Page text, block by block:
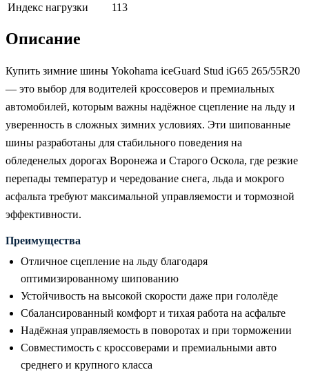
Индекс нагрузки
113
Описание
Купить зимние шины Yokohama iceGuard Stud iG65 265/55R20
— это выбор для водителей кроссоверов и премиальных
автомобилей, которым важны надёжное сцепление на льду и
уверенность в сложных зимних условиях. Эти шипованные
шины разработаны для стабильного поведения на
обледенелых дорогах Воронежа и Старого Оскола, где резкие
перепады температур и чередование снега, льда и мокрого
асфальта требуют максимальной управляемости и тормозной
эффективности.
Преимущества
Отличное сцепление на льду благодаря
оптимизированному шипованию
Устойчивость на высокой скорости даже при гололёде
Сбалансированный комфорт и тихая работа на асфальте
Надёжная управляемость в поворотах и при торможении
Совместимость с кроссоверами и премиальными авто
среднего и крупного класса